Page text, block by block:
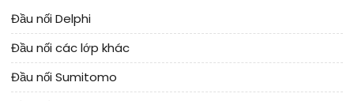
Đầu nối Delphi
Đầu nối các lớp khác
Đầu nối Sumitomo